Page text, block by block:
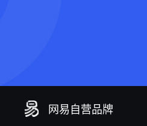
网易自营品牌